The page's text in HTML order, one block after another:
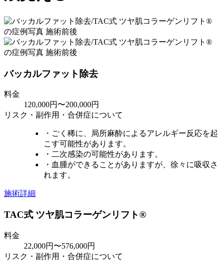
バッカルファット除去
料金
120,000円〜200,000円
リスク・副作用・合併症について
・ごく稀に、局所麻酔によるアレルギー反応を起
こす可能性があります。
・二次感染の可能性があります。
・血腫ができることがありますが、徐々に吸収さ
れます。
施術詳細
TAC式 ツヤ肌コラーゲンリフト®
料金
22,000円〜576,000円
リスク・副作用・合併症について